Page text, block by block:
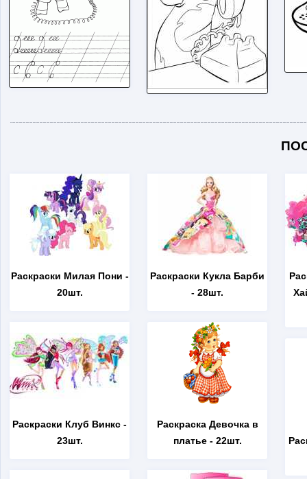
Раскраски Милая Пони -
20шт.
Раскраски Клуб Винкс -
23шт.
Раскраски Кукла Барби
- 28шт.
Раскраска Девочка в
платье- 22шт.